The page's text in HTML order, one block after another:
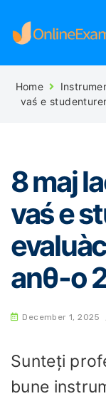
Home
vaś e
8 maj
vaś e
anθ-o
December 1, 2025
Sunteți
bune